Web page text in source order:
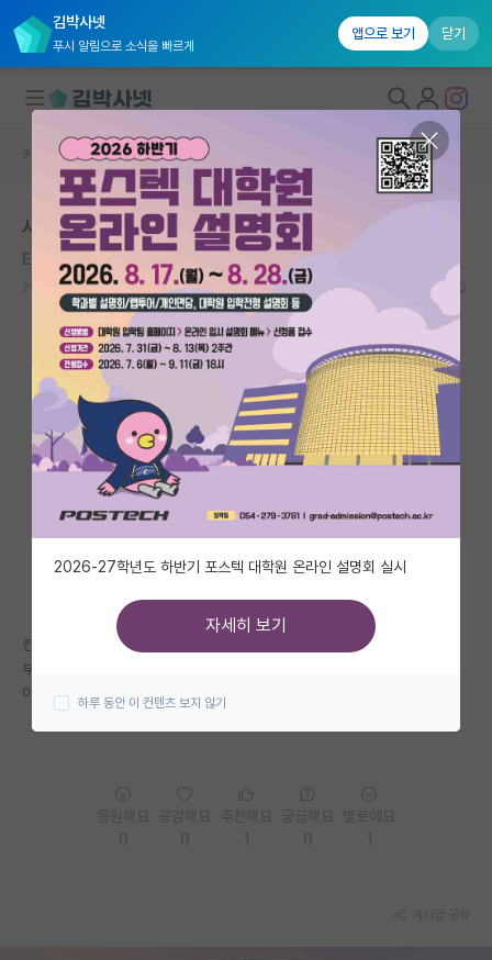
김박사넷
푸시 알림으로 소식을 빠르게
앱으로 보기 닫기
대학원생 모집
국내대학원 정보
연구실&오픈랩
커뮤니티
커뮤니티 홈
전체글보기
베스트 게시판
IF 명예의전당
자유 게시판(아무개랩)
미국 유학 게시판
미국 대학원 합격 후기 게시판
대학원 합격 후기 게시판
커뮤니티 홈 자유 게시판(아무개랩)
서울대 융합과학기술대학원..
Edward Tatum
2020.06.01 5 22829
컨택 없이는 입학하기 힘든가요?
부끄럽지만 대학원 입학은 이번에 처음 준비해서 한거라
아무 정보 없이 입학 원서만 덜렁 냈네요 ㅠㅠ
2026-27학년도 하반기 포스텍 대학원 온라인 설명회 실시
자세히 보기
하루 동안 이 컨텐츠 보지 않기